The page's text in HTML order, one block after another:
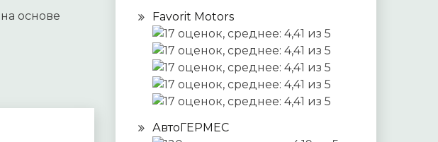
основе
Favorit Motors
АвтоГЕРМЕС